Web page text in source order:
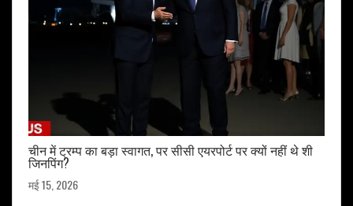
चीन में ट्रम्प का बड़ा स्वागत, पर सीसी एयरपोर्ट पर क्यों नहीं थे शी
जिनपिंग?
मई 15, 2026